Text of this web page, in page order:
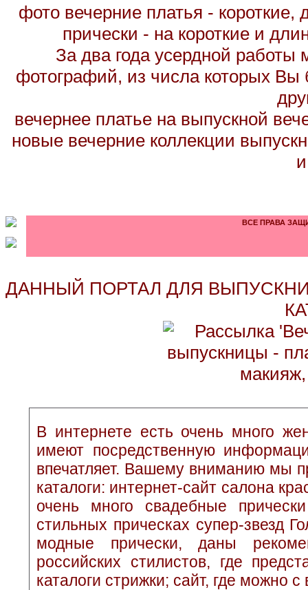
фото вечерние платья -
прически - на короткие и
За два года усердной
фотографий, из числа которых Вы
вечернее платье на выпускной
новые вечерние коллекции
ВСЕ ПРАВА
ДАННЫЙ ПОРТАЛ ДЛЯ
В интернете есть очень много
имеют посредственную
впечатляет. Вашему вниманию мы
каталоги: интернет-сайт салона
очень много свадебные
стильных прическах супер-звезд
модные прически, даны
российских стилистов, где
каталоги стрижки; сайт, где можно